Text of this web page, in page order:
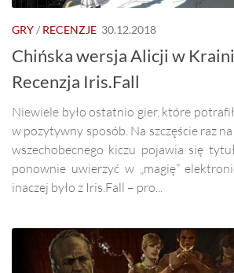
GRY/ RECENZJE 30.12.2018
Chińska wersja Alicji w
Recenzja Iris.Fall
Niewiele było ostatnio gier, które
w pozytywny sposób. Na szczęście raz
wszechobecnego kiczu pojawia się
ponownie uwierzyć w „magię”
inaczej było z Iris.Fall – pro...